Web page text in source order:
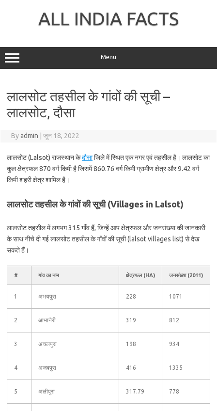
ALL INDIA FACTS
Menu
लालसोट तहसील के गांवों की सूची –
लालसोट, दौसा
Byadmin जून 18, 2022
लालसोट (Lalsot) राजस्थान केदौसाजिले में स्थित एक नगर एवं तहसील है। लालसोट का
कुल क्षेत्रफल 870 वर्ग किमी है जिसमें 860.76 वर्ग किमी ग्रामीण क्षेत्र और 9.42 वर्ग
किमी शहरी क्षेत्र शामिल है।
लालसोट तहसील के गांवों की सूची (Villages in Lalsot)
लालसोट तहसील में लगभग 315 गाँव हैं, जिन्हें आप क्षेत्रफल और जनसंख्या की जानकारी
के साथ नीचे दी गई लालसोट तहसील के गाँवों की सूची (lalsot villages list) से देख
सकते हैं।
# गांव का नाम क्षेत्रफल (HA) जनसंख्या (2011)
1 अभयपुरा 228 1071
2 आभानेरी 319 812
3 अचलपुरा 198 934
4 अजबपुरा 416 1335
5 अलीपुरा 317.79 778